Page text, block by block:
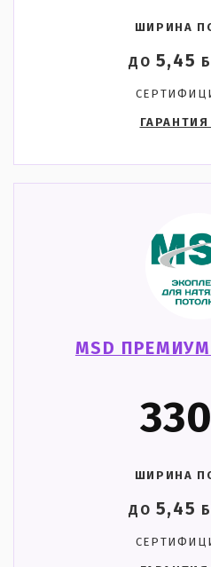
ШИРИНА
ДО 5,45
ГАРАНТИЯ
MSD
330
ШИРИНА
ДО 5,45